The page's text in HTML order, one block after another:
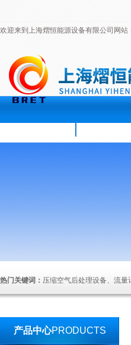
欢迎来到上海熠恒能源设备有限公司网站
热门关键词： 压缩空气后处理设备、流
产品中心PRODUCTS